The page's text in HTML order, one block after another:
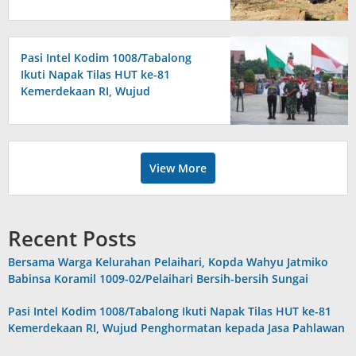
Pasi Intel Kodim 1008/Tabalong
Ikuti Napak Tilas HUT ke-81
Kemerdekaan RI, Wujud
Pahlawan
View More
Recent Posts
Bersama Warga Kelurahan Pelaihari, Kopda Wahyu Jatmiko
Babinsa Koramil 1009-02/Pelaihari Bersih-bersih Sungai
Pasi Intel Kodim 1008/Tabalong Ikuti Napak Tilas HUT ke-81
Kemerdekaan RI, Wujud Penghormatan kepada Jasa Pahlawan